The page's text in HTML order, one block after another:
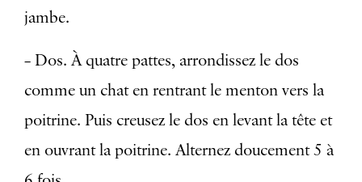
jambe.
– Dos. À quatre pattes, arrondissez le dos
comme un chat en rentrant le menton vers la
poitrine. Puis creusez le dos en levant la tête et
en ouvrant la poitrine. Alternez doucement 5 à